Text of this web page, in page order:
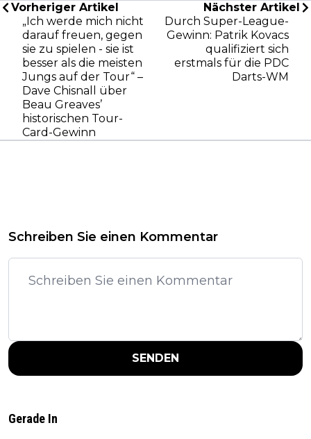
Vorheriger Artikel
„Ich werde mich nicht
darauf freuen, gegen
sie zu spielen - sie ist
besser als die meisten
Jungs auf der Tour“ –
Dave Chisnall über
Beau Greaves’
historischen Tour-
Card-Gewinn
Nächster Artikel
Durch Super-League-
Gewinn: Patrik Kovacs
qualifiziert sich
erstmals für die PDC
Darts-WM
Schreiben Sie einen Kommentar
SENDEN
Gerade In